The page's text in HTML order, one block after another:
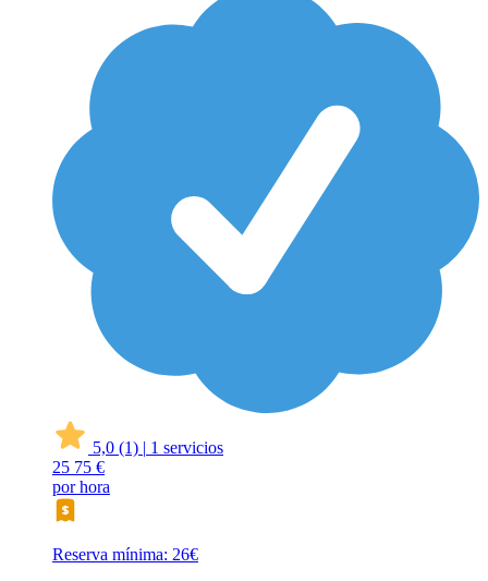
5,0 (1) | 1 servicios
25 75 €
por hora
Reserva mínima: 26€